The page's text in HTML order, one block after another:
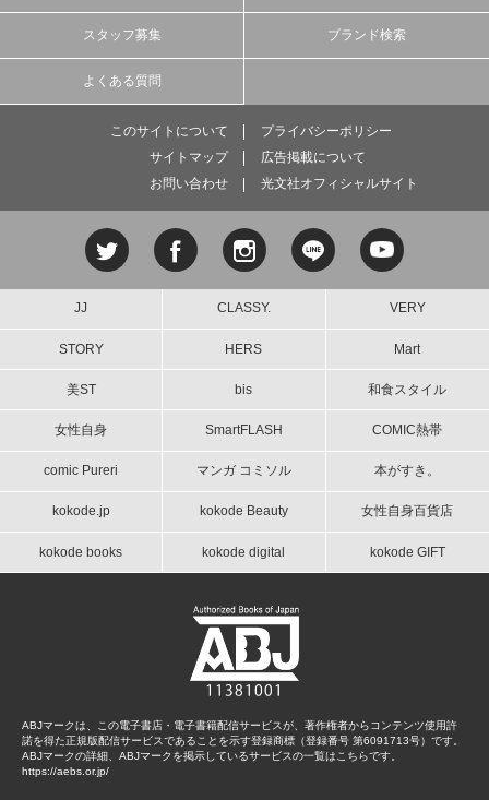
スタッフ募集 ブランド検索
よくある質問
このサイトについて
プライバシーポリシー
サイトマップ
広告掲載について
お問い合わせ
光文社オフィシャルサイト
JJ CLASSY. VERY
STORY HERS Mart
美ST bis 和食スタイル
女性自身 SmartFLASH COMIC熱帯
comic Pureri マンガ コミソル 本がすき。
kokode.jp kokode Beauty 女性自身百貨店
kokode books kokode digital kokode GIFT
ABJマークは、この電子書店・電子書籍配信サービスが、著作権者からコンテンツ使用許
諾を得た正規版配信サービスであることを示す登録商標（登録番号 第6091713号）です。
ABJマークの詳細、ABJマークを掲示しているサービスの一覧はこちらです。
https://aebs.or.jp/